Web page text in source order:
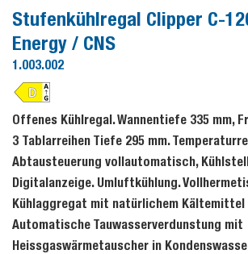
Stufenkühlregal Clipper C-
Energy / CNS
1.003.002
Offenes Kühlregal. Wannentiefe 335 mm,
3 Tablarreihen Tiefe 295 mm.
Abtausteuerung vollautomatisch,
Digitalanzeige. Umluftkühlung.
Kühlaggregat mit natürlichem Kältemittel
Automatische Tauwasserverdunstung mit
Heissgaswärmetauscher in